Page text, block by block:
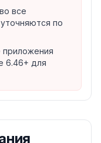
000 ₽,
— пока вычет
справку о
— с
официально
все
по
приложения
6.46+ для